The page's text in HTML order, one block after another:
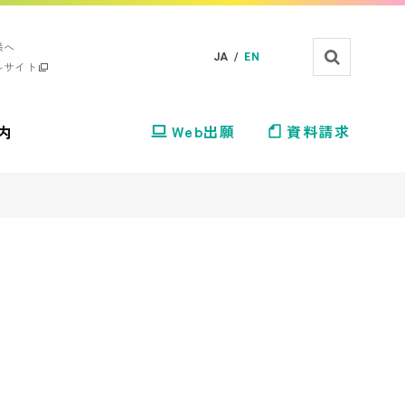
イト
JA / EN
Web出願 資料請求